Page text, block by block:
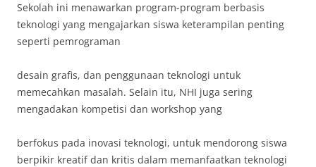
Sekolah ini menawarkan program-program berbasis
teknologi yang mengajarkan siswa keterampilan penting
seperti pemrograman
desain grafis, dan penggunaan teknologi untuk
memecahkan masalah. Selain itu, NHI juga sering
mengadakan kompetisi dan workshop yang
berfokus pada inovasi teknologi, untuk mendorong siswa
berpikir kreatif dan kritis dalam memanfaatkan teknologi